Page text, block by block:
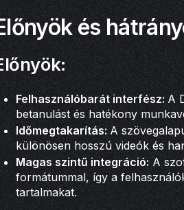
és
Felhasználóbarát interfész: A
betanulást és hatékony
Időmegtakarítás: A
különösen hosszú videók és
Magas szintű integráció: A
formátummal, így a
tartalmakat.